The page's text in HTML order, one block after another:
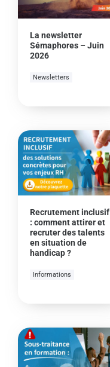
La newsletter
Sémaphores – Juin
2026
Newsletters
Recrutement inclusif
: comment attirer et
recruter des talents
en situation de
handicap ?
Informations